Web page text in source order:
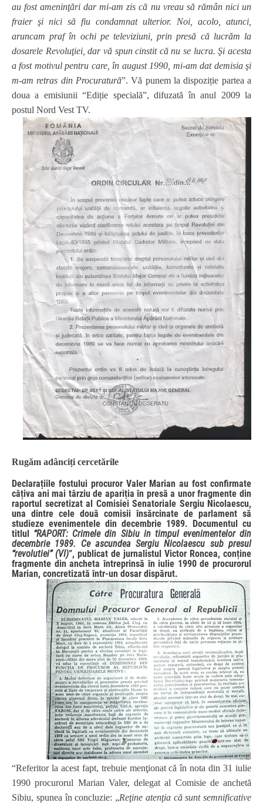
au fost ameninţări dar mi-am zis că nu vreau să rămân nici un
fraier şi nici să fiu condamnat ulterior. Noi, acolo, atunci,
aruncam praf în ochi pe televiziuni, prin presă că lucrăm la
dosarele Revoluţiei, dar vă spun cinstit că nu se lucra. Şi acesta
a fost motivul pentru care, în august 1990, mi-am dat demisia şi
m-am retras din Procuratură”. Vă punem la dispoziție partea a
doua a emisiunii“Ediție specială”, difuzată în anul 2009 la
postul Nord Vest TV.
Rugăm adânciți cercetările
Declarațiile fostului procuror Valer Marian au fost confirmate
câțiva ani mai târziu de apariția în presă a unor fragmente din
raportul secretizat al Comisiei Senatoriale Sergiu Nicolaescu,
una dintre cele două comisii însărcinate de parlament să
studieze evenimentele din decembrie 1989. Documentul cu
titlul “RAPORT: Crimele din Sibiu in timpul evenimentelor din
decembrie 1989. Ce ascundea Sergiu Nicolaescu sub presul
“revolutiei” (VI)”, publicat de jurnalistul Victor Roncea, conține
fragmente din ancheta întreprinsă în iulie 1990 de procurorul
Marian, concretizată într-un dosar dispărut.
“Referitor la acest fapt, trebuie menţionat că în nota din 31 iulie
1990 procurorul Marian Valer, delegat al Comisie de anchetă
Sibiu, spunea în concluzie: „Reţine atenţia că sunt semnificative